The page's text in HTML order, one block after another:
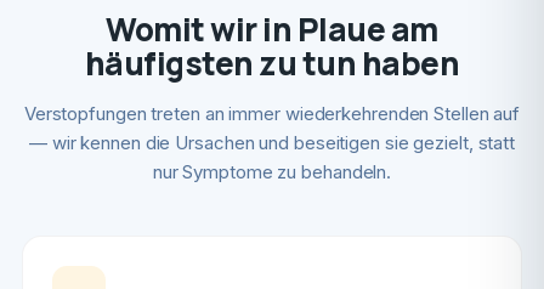
Womit wir in Plaue am
häufigsten zu tun haben
Verstopfungen treten an immer wiederkehrenden Stellen auf
— wir kennen die Ursachen und beseitigen sie gezielt, statt
nur Symptome zu behandeln.